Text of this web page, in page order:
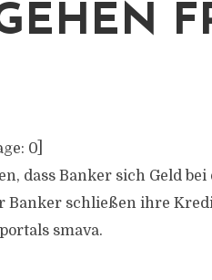
0
dass Banker sich Geld
Banker schließen ihre
smava.